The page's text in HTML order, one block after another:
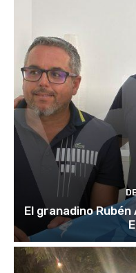
El granadino